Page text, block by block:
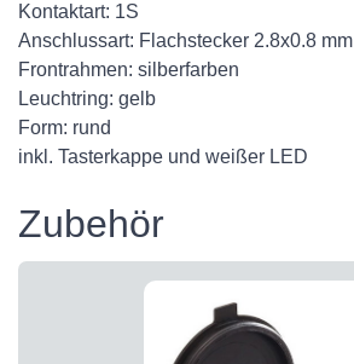
Kontaktart: 1S
Anschlussart: Flachstecker 2.8x0.8 mm
Frontrahmen: silberfarben
Leuchtring: gelb
Form: rund
inkl. Tasterkappe und weißer LED
Zubehör